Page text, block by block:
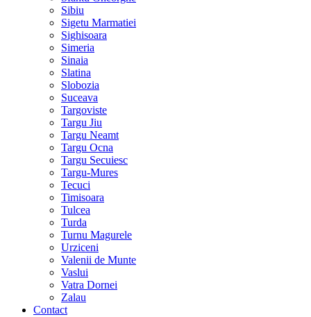
Sibiu
Sigetu Marmatiei
Sighisoara
Simeria
Sinaia
Slatina
Slobozia
Suceava
Targoviste
Targu Jiu
Targu Neamt
Targu Ocna
Targu Secuiesc
Targu-Mures
Tecuci
Timisoara
Tulcea
Turda
Turnu Magurele
Urziceni
Valenii de Munte
Vaslui
Vatra Dornei
Zalau
Contact